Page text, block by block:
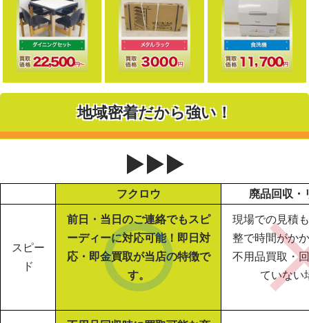
地域密着だから強い！
▶▶▶
フクロウ 廃品回収・
スピー
ド
前日・当日のご連絡でもスピ
ーディーに対応可能！即日対
応・即金買取が当店の特徴で
す。
現場での見積
整で時間がか
不用品買取・
ていない